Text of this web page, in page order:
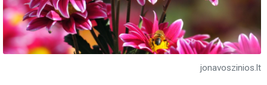
jonavoszinios.lt